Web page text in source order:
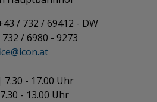
/ 732 / 69412 - DW
732 / 6980 - 9273
- 17.00 Uhr
- 13.00 Uhr​​​​​​​